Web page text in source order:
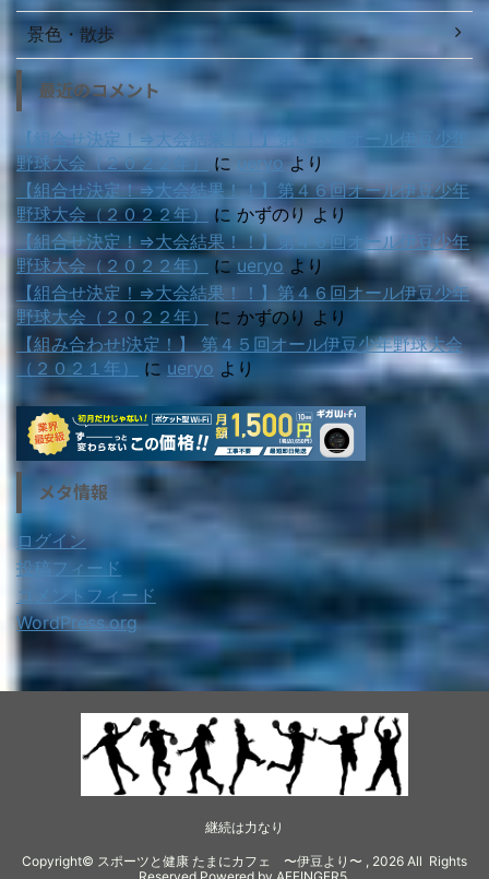
景色・散歩
最近のコメント
【組合せ決定！⇒大会結果！！】第４６回オール伊豆少年
野球大会（２０２２年）
に ueryo より
【組合せ決定！⇒大会結果！！】第４６回オール伊豆少年
野球大会（２０２２年）に かずのりより
【組合せ決定！⇒大会結果！！】第４６回オール伊豆少年
野球大会（２０２２年）
に ueryo より
【組合せ決定！⇒大会結果！！】第４６回オール伊豆少年
野球大会（２０２２年）
に かずのり より
【組み合わせ!決定！】 第４５回オール伊豆少年野球大会
（２０２１年）
に ueryo より
メタ情報
ログイン
投稿フィード
コメントフィード
WordPress.org
継続は力なり
Copyright© スポーツと健康 たまにカフェ 〜伊豆より〜 , 2026 All Rights